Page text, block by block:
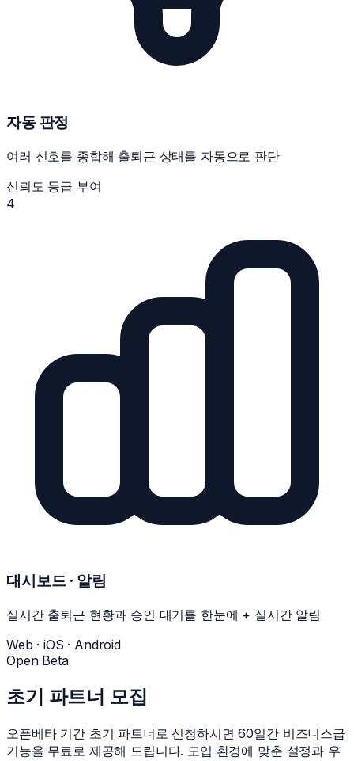
자동 판정
여러 신호를 종합해 출퇴근 상태를 자동으로 판단
신뢰도 등급 부여
4
대시보드 · 알림
실시간 출퇴근 현황과 승인 대기를 한눈에 + 실시간 알림
Web · iOS · Android
Open Beta
초기 파트너 모집
오픈베타 기간 초기 파트너로 신청하시면 60일간 비즈니스급
기능을 무료로 제공해 드립니다. 도입 환경에 맞춘 설정과 우